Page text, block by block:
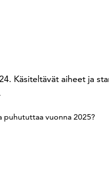
Käsiteltävät aiheet ja
puhututtaa vuonna 2025?